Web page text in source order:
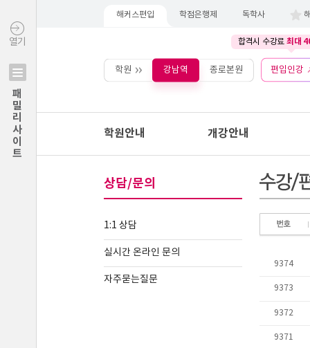
열기
패밀리사이트
해커스편입 학점은행제 독학사
합격시 수강료 최대
학원 강남역 종로본원 편입인강
학원안내 개강안내
상담/문의
1:1 상담
실시간 온라인 문의
자주묻는질문